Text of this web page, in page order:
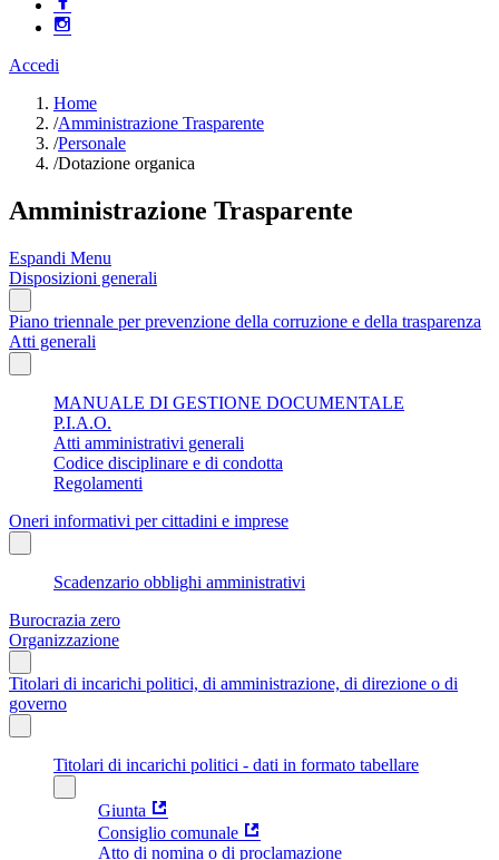
Accedi
Home
/Amministrazione Trasparente
/Personale
/Dotazione organica
Amministrazione Trasparente
Espandi Menu
Disposizioni generali
Piano triennale per prevenzione della corruzione e della trasparenza
Atti generali
MANUALE DI GESTIONE DOCUMENTALE
P.I.A.O.
Atti amministrativi generali
Codice disciplinare e di condotta
Regolamenti
Oneri informativi per cittadini e imprese
Scadenzario obblighi amministrativi
Burocrazia zero
Organizzazione
Titolari di incarichi politici, di amministrazione, di direzione o di
governo
Titolari di incarichi politici - dati in formato tabellare
Giunta
Consiglio comunale
Atto di nomina o di proclamazione